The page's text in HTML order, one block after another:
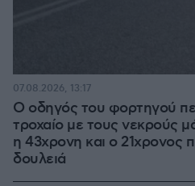
Ο οδηγός του φορτηγού
τροχαίο με τους νεκρούς
η 43χρονη και ο 21χρονος
δουλειά
07.08.2026, 13:17